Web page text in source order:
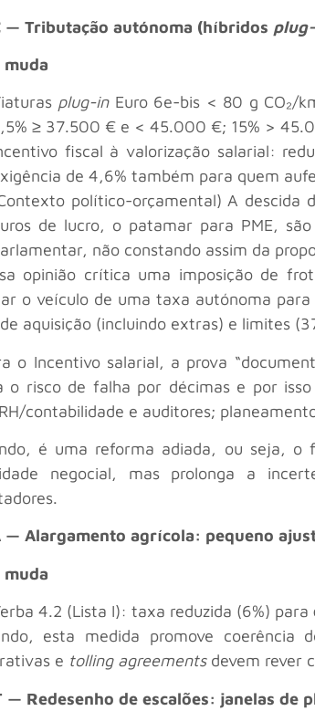
— Tributação autónoma (híbridos
muda
plug-inEuro 6e-bis < 80 g CO₂/
≥ 37.500 € e < 45.000 €; 15% >
fiscal à valorização salarial:
de 4,6% também para quem
político-orçamental) A descida
de lucro, o patamar para PME,
não constando assim da
opinião crítica uma imposição de
o veículo de uma taxa autónoma
aquisição (incluindo extras) e limites
o Incentivo salarial, a prova
o risco de falha por décimas e por
contabilidade e auditores;
é uma reforma adiada, ou seja, o
negocial, mas prolonga a
— Alargamento agrícola: pequeno
muda
4.2 (Lista I): taxa reduzida (6%) para
esta medida promove coerência
e tolling agreementsdevem rever
— Redesenho de escalões: janelas de